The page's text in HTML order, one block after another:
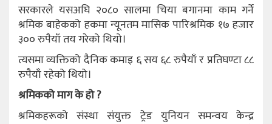
सरकारले यसअघि २०८० सालमा चिया बगानमा काम गर्ने
श्रमिक बाहेकको हकमा न्यूनतम मासिक पारिश्रमिक १७ हजार
३०० रुपैयाँ तय गरेको थियो।
त्यसमा व्यक्तिको दैनिक कमाइ ६ सय ६८ रुपैयाँ र प्रतिघण्टा ८८
रुपैयाँ रहेको थियो।
श्रमिकको माग के हो ?
श्रमिकहरूको संस्था संयुक्त ट्रेड युनियन समन्वय केन्द्र